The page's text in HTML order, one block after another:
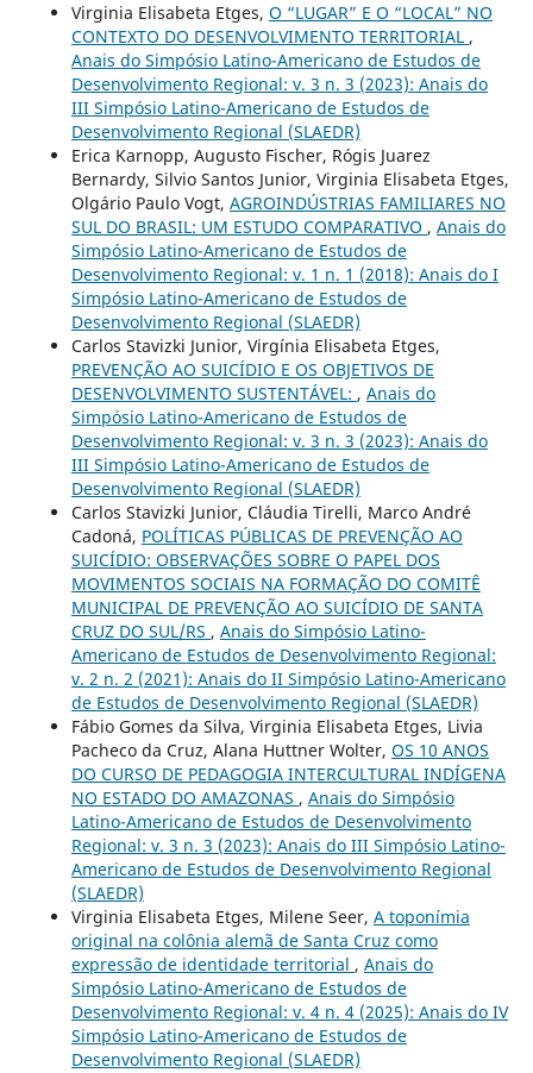
Virginia Elisabeta Etges, O “LUGAR” E O “LOCAL” NO
CONTEXTO DO DESENVOLVIMENTO TERRITORIAL ,
Anais do Simpósio Latino-Americano de Estudos de
Desenvolvimento Regional: v. 3 n. 3 (2023): Anais do
III Simpósio Latino-Americano de Estudos de
Desenvolvimento Regional (SLAEDR)
Erica Karnopp, Augusto Fischer, Rógis Juarez
Bernardy, Silvio Santos Junior, Virginia Elisabeta Etges,
Olgário Paulo Vogt, AGROINDÚSTRIAS FAMILIARES NO
SUL DO BRASIL: UM ESTUDO COMPARATIVO , Anais do
Simpósio Latino-Americano de Estudos de
Desenvolvimento Regional: v. 1 n. 1 (2018): Anais do I
Simpósio Latino-Americano de Estudos de
Desenvolvimento Regional (SLAEDR)
Carlos Stavizki Junior, Virgínia Elisabeta Etges,
PREVENÇÃO AO SUICÍDIO E OS OBJETIVOS DE
DESENVOLVIMENTO SUSTENTÁVEL: , Anais do
Simpósio Latino-Americano de Estudos de
Desenvolvimento Regional: v. 3 n. 3 (2023): Anais do
III Simpósio Latino-Americano de Estudos de
Desenvolvimento Regional (SLAEDR)
Carlos Stavizki Junior, Cláudia Tirelli, Marco André
Cadoná, POLÍTICAS PÚBLICAS DE PREVENÇÃO AO
SUICÍDIO: OBSERVAÇÕES SOBRE O PAPEL DOS
MOVIMENTOS SOCIAIS NA FORMAÇÃO DO COMITÊ
MUNICIPAL DE PREVENÇÃO AO SUICÍDIO DE SANTA
CRUZ DO SUL/RS , Anais do Simpósio Latino-
Americano de Estudos de Desenvolvimento Regional:
v. 2 n. 2 (2021): Anais do II Simpósio Latino-Americano
de Estudos de Desenvolvimento Regional (SLAEDR)
Fábio Gomes da Silva, Virginia Elisabeta Etges, Livia
Pacheco da Cruz, Alana Huttner Wolter, OS 10 ANOS
DO CURSO DE PEDAGOGIA INTERCULTURAL INDÍGENA
NO ESTADO DO AMAZONAS , Anais do Simpósio
Latino-Americano de Estudos de Desenvolvimento
Regional: v. 3 n. 3 (2023): Anais do III Simpósio Latino-
Americano de Estudos de Desenvolvimento Regional
(SLAEDR)
Virginia Elisabeta Etges, Milene Seer, A toponímia
original na colônia alemã de Santa Cruz como
expressão de identidade territorial , Anais do
Simpósio Latino-Americano de Estudos de
Desenvolvimento Regional: v. 4 n. 4 (2025): Anais do IV
Simpósio Latino-Americano de Estudos de
Desenvolvimento Regional (SLAEDR)